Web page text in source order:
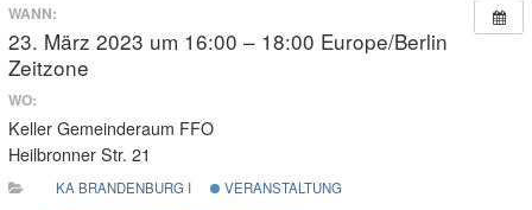
WANN:
23. März 2023 um 16:00 – 18:00 Europe/Berlin
Zeitzone
WO:
Keller Gemeinderaum FFO
Heilbronner Str. 21
KA BRANDENBURG I VERANSTALTUNG